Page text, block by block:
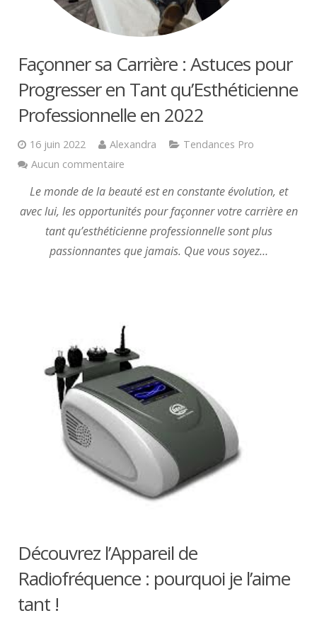
Façonner sa Carrière : Astuces pour
Progresser en Tant qu’Esthéticienne
Professionnelle en 2022
16 juin 2022 Alexandra
Tendances Pro
Aucun commentaire
Le monde de la beauté est en constante évolution, et
avec lui, les opportunités pour façonner votre carrière en
tant qu’esthéticienne professionnelle sont plus
passionnantes que jamais. Que vous soyez…
Découvrez l’Appareil de
Radiofréquence : pourquoi je l’aime
tant !